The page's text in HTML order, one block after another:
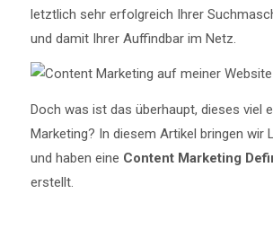
letztlich sehr erfolgreich Ihrer
und damit Ihrer Auffindbar im Netz.
Doch was ist das überhaupt, dieses viel
Marketing? In diesem Artikel bringen wir
und haben eine Content Marketing
erstellt.